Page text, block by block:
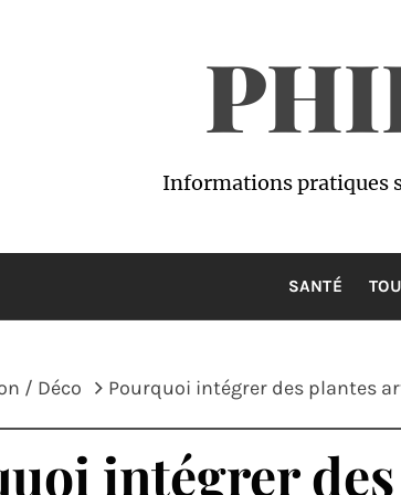
Informations pratiques
SANTÉ
/ Déco Pourquoi intégrer des plantes
intégrer